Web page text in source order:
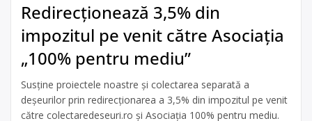
Redirecționează 3,5% din
impozitul pe venit către Asociația
„100% pentru mediu”
Susține proiectele noastre și colectarea separată a
deșeurilor prin redirecționarea a 3,5% din impozitul pe venit
către colectaredeseuri.ro și Asociația 100% pentru mediu.